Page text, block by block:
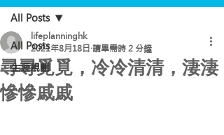
All Posts
生涯規劃
All Posts
尋尋覓覓，冷冷清清，淒淒
慘慘戚戚
lifeplanninghk
2021年8月18日 讀畢需時 2 分鐘